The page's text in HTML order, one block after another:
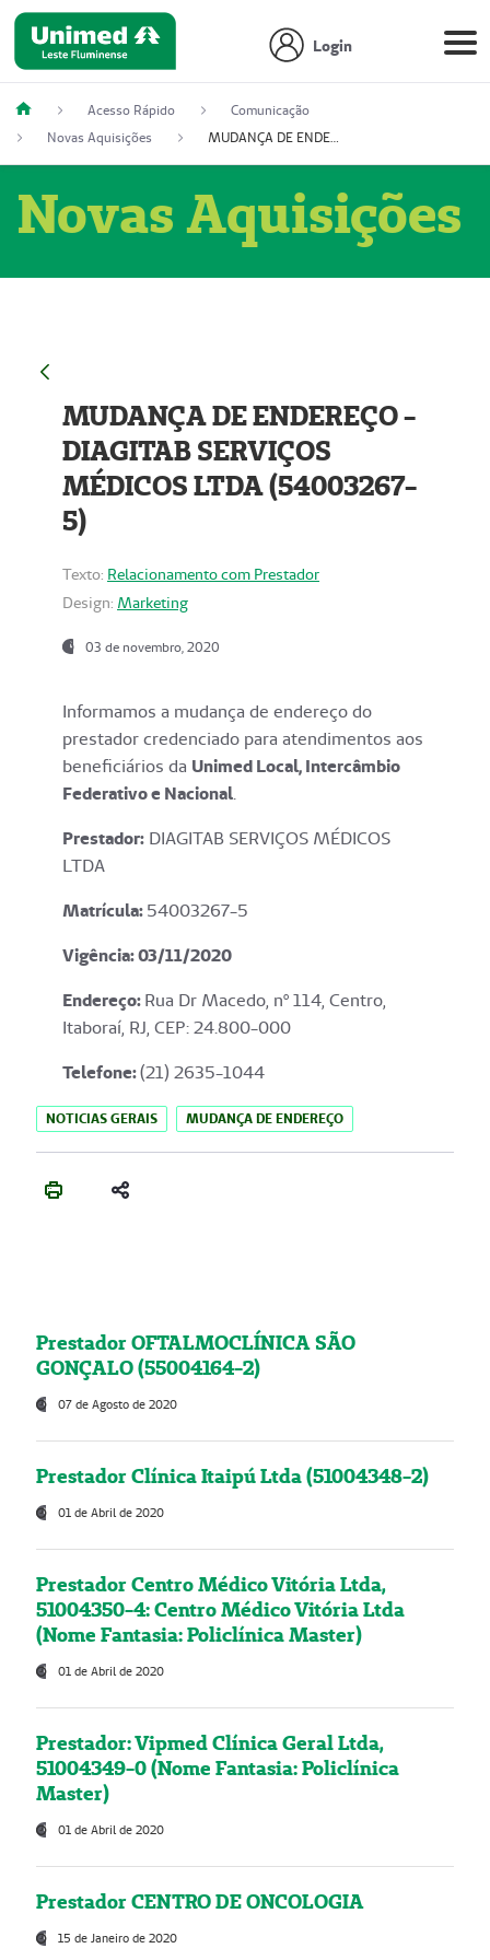
Login
Acesso Rápido
Comunicação
Novas Aquisições
MUDANÇA DE ENDEREÇO - DIAGITAB SERVIÇOS MÉDICOS LTDA (54003267-5)
Novas Aquisições
MUDANÇA DE ENDEREÇO -
DIAGITAB SERVIÇOS
MÉDICOS LTDA (54003267-
5)
Texto: Relacionamento com Prestador
Design: Marketing
03 de novembro, 2020
Informamos a mudança de endereço do
prestador credenciado para atendimentos aos
beneficiários da Unimed Local, Intercâmbio
Federativo e Nacional.
Prestador: DIAGITAB SERVIÇOS MÉDICOS
LTDA
Matrícula:54003267-5
Vigência: 03/11/2020
Endereço:Rua Dr Macedo, nº 114, Centro,
Itaboraí, RJ, CEP: 24.800-000
Telefone:(21) 2635-1044
NOTICIAS GERAIS MUDANÇA DE ENDEREÇO
Prestador OFTALMOCLÍNICA SÃO
GONÇALO (55004164-2)
07 de Agosto de 2020
Prestador Clínica Itaipú Ltda (51004348-2)
01 de Abril de 2020
Prestador Centro Médico Vitória Ltda,
51004350-4: Centro Médico Vitória Ltda
(Nome Fantasia: Policlínica Master)
01 de Abril de 2020
Prestador: Vipmed Clínica Geral Ltda,
51004349-0 (Nome Fantasia: Policlínica
Master)
01 de Abril de 2020
Prestador CENTRO DE ONCOLOGIA
15 de Janeiro de 2020